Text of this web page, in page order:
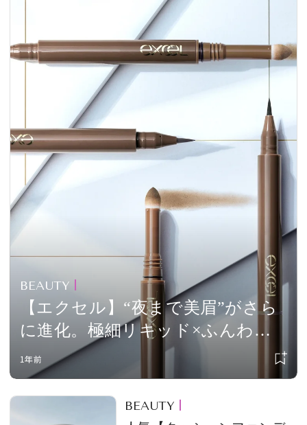
BEAUTY
【エクセル】“夜まで美眉”がさら
に進化。極細リキッド×ふんわり
パウダーの超耐久アイブロウ
1年前
BEAUTY